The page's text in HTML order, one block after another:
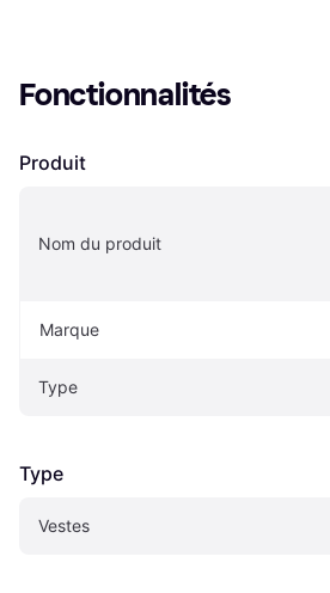
Fonctionnalités
Produit
Nom du produit
Marque
Type
Type
Vestes